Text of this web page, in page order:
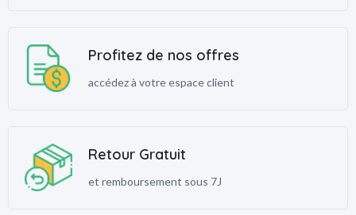
Profitez de nos offres
accédez à votre espace client
Retour Gratuit
et remboursement sous 7J